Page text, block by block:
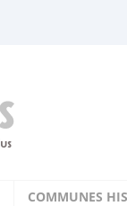
COMMUNES